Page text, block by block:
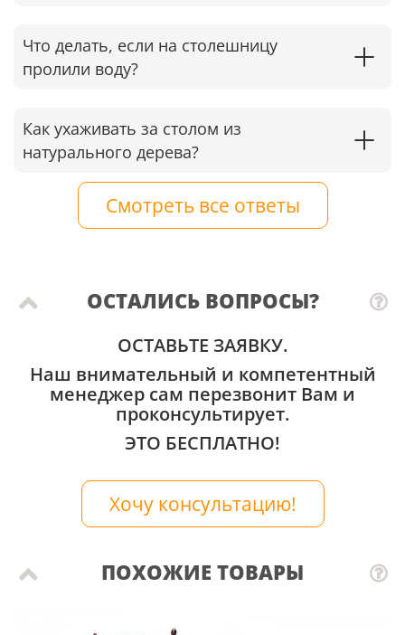
Что делать, если на столешницу
пролили воду?
Как ухаживать за столом из
натурального дерева?
Смотреть все ответы
ОСТАЛИСЬ ВОПРОСЫ?
ОСТАВЬТЕ ЗАЯВКУ.
Наш внимательный и компетентный
менеджер сам перезвонит Вам и
проконсультирует.
ЭТО БЕСПЛАТНО!
Хочу консультацию!
ПОХОЖИЕ ТОВАРЫ